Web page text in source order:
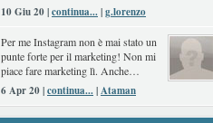
10 Giu 20 |continua...|g.lorenzo
Per me Instagram non è mai stato un
punte forte per il marketing! Non mi
piace fare marketing lì. Anche…
6 Apr 20 |continua...|Ataman